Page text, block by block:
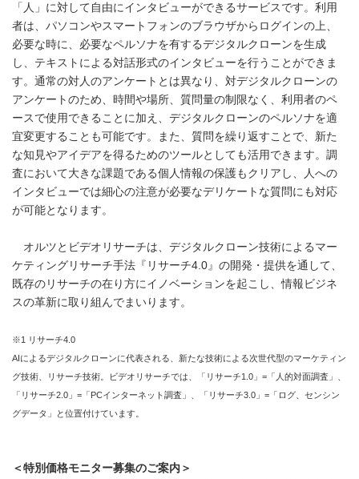
「人」に対して自由にインタビューができるサービスです。利用
者は、パソコンやスマートフォンのブラウザからログインの上、
必要な時に、必要なペルソナを有するデジタルクローンを生成
し、テキストによる対話形式のインタビューを行うことができま
す。通常の対人のアンケートとは異なり、対デジタルクローンの
アンケートのため、時間や場所、質問量の制限なく、利用者のペ
ースで使用できることに加え、デジタルクローンのペルソナを適
宜変更することも可能です。また、質問を繰り返すことで、新た
な知見やアイデアを得るためのツールとしても活用できます。調
査において大きな課題である個人情報の保護もクリアし、人への
インタビューでは細心の注意が必要なデリケートな質問にも対応
が可能となります。
オルツとビデオリサーチは、デジタルクローン技術によるマー
ケティングリサーチ手法『リサーチ4.0』の開発・提供を通して、
既存のリサーチの在り方にイノベーションを起こし、情報ビジネ
スの革新に取り組んでまいります。
※1 リサーチ4.0
AIによるデジタルクローンに代表される、新たな技術による次世代型のマーケティン
グ技術、リサーチ技術。ビデオリサーチでは、「リサーチ1.0」=「人的対面調査」、
「リサーチ2.0」=「PCインターネット調査」、「リサーチ3.0」=「ログ、センシン
グデータ」と位置付けています。
＜特別価格モニター募集のご案内＞